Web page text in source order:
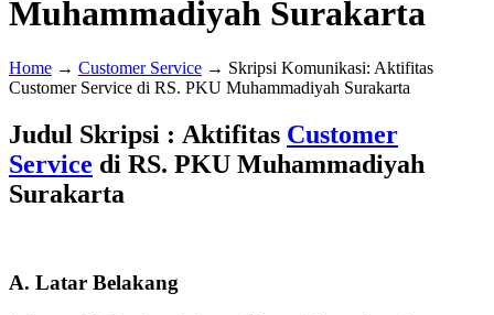
Muhammadiyah Surakarta
Home → Customer Service → Skripsi Komunikasi: Aktifitas
Customer Service di RS. PKU Muhammadiyah Surakarta
Judul Skripsi : Aktifitas Customer
Service di RS. PKU Muhammadiyah
Surakarta
A. Latar Belakang